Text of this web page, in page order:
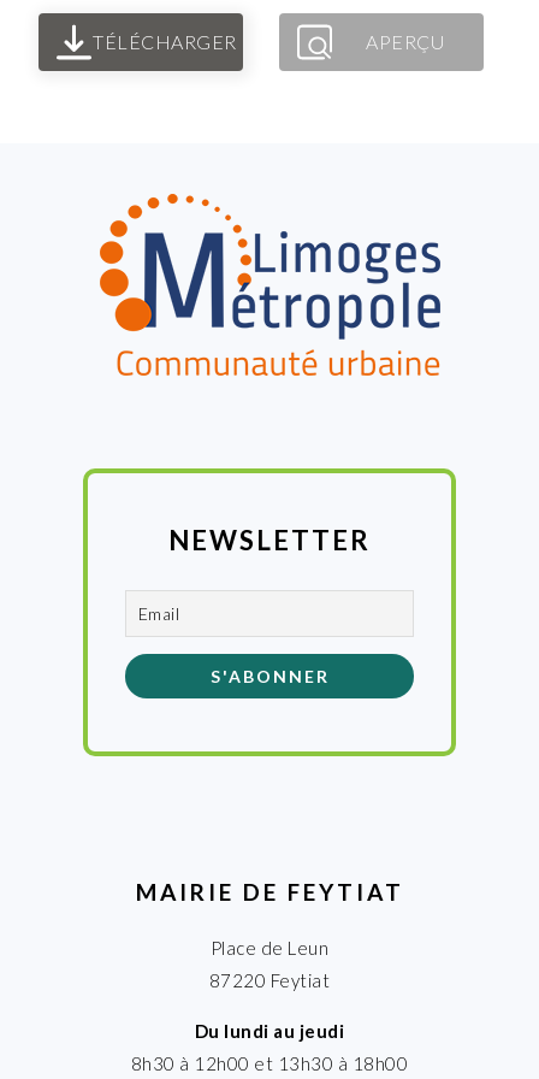
TÉLÉCHARGER APERÇU
NEWSLETTER
MAIRIE DE FEYTIAT
Place de Leun
87220 Feytiat
Du lundi au jeudi
8h30 à 12h00 et 13h30 à 18h00